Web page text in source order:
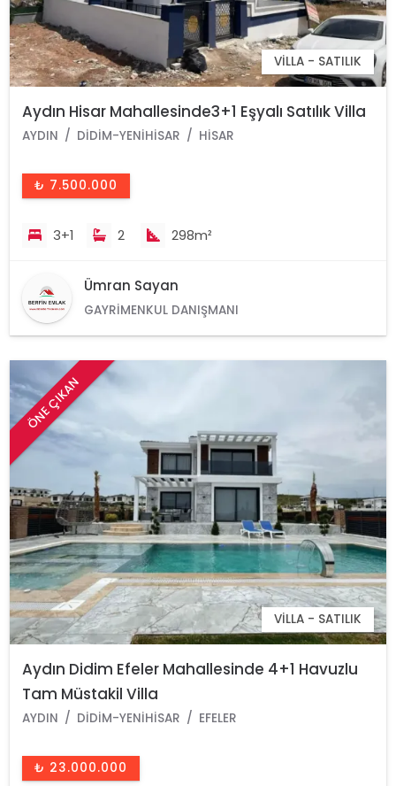
VILLA - SATILIK
Aydın Hisar Mahallesinde3+1 Eşyalı Satılık Villa
AYDIN DIDIM-YENIHISAR HISAR
₺ 7.500.000
3+1 2 298m²
Ümran Sayan
GAYRIMENKUL DANIŞMANI
ÖNE ÇIKAN
VILLA - SATILIK
Aydın Didim Efeler Mahallesinde 4+1 Havuzlu
Tam Müstakil Villa
AYDIN DIDIM-YENIHISAR EFELER
₺ 23.000.000